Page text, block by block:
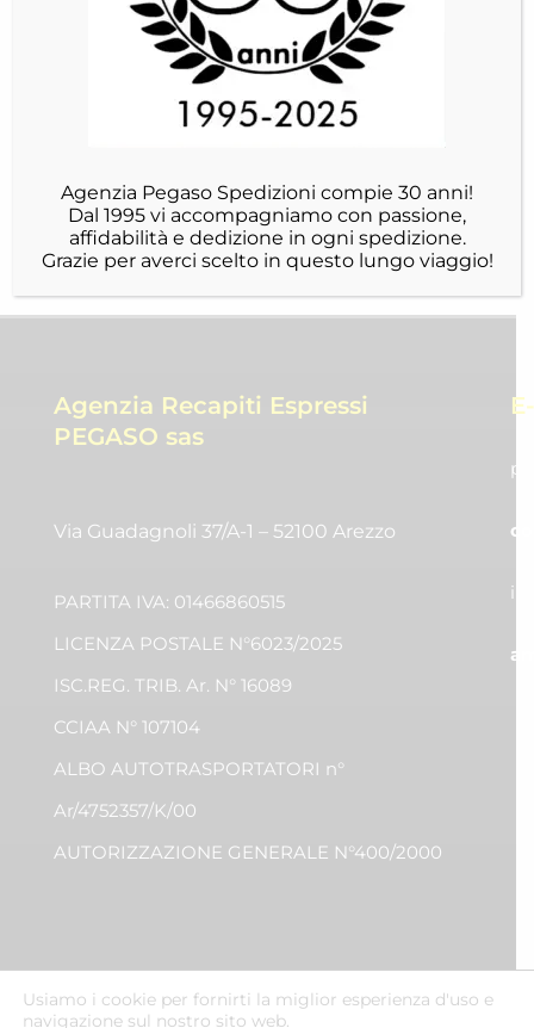
Acquista Subito
Costi per la spedizione RICH-2437ZNSMW
Agenzia Recapiti Espressi
PEGASO sas
Via Guadagnoli 37/A-1 – 52100 Arezzo
PARTITA IVA: 01466860515
LICENZA POSTALE N°6023/2025
ISC.REG. TRIB. Ar. N° 16089
CCIAA N° 107104
ALBO AUTOTRASPORTATORI n°
Ar/4752357/K/00
AUTORIZZAZIONE GENERALE N°400/2000
Agenzia Pegaso Spedizioni compie 30 anni!
Dal 1995 vi accompagniamo con passione,
affidabilità e dedizione in ogni spedizione.
Grazie per averci scelto in questo lungo viaggio!
Usiamo i cookie per fornirti la miglior esperienza d'uso e
navigazione sul nostro sito web.